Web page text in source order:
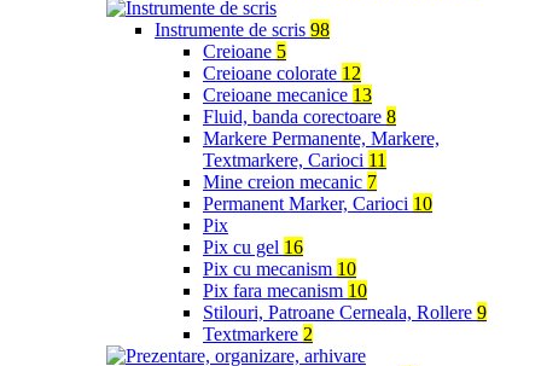
Instrumente de scris 98
Creioane 5
Creioane colorate 12
Creioane mecanice 13
Fluid, banda corectoare 8
Markere Permanente, Markere,
Textmarkere, Carioci 11
Mine creion mecanic 7
Permanent Marker, Carioci 10
Pix
Pix cu gel 16
Pix cu mecanism 10
Pix fara mecanism 10
Stilouri, Patroane Cerneala, Rollere 9
Textmarkere 2